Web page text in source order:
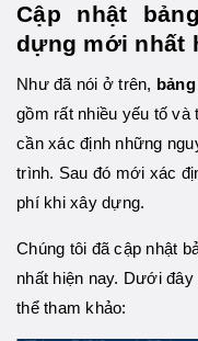
Cập nhật
dựng mới nhất
Như đã nói ở trên,
gồm rất nhiều yếu tố và
cần xác định những
trình. Sau đó mới xác
phí khi xây dựng.
Chúng tôi đã cập nhật
nhất hiện nay. Dưới
thể tham khảo: